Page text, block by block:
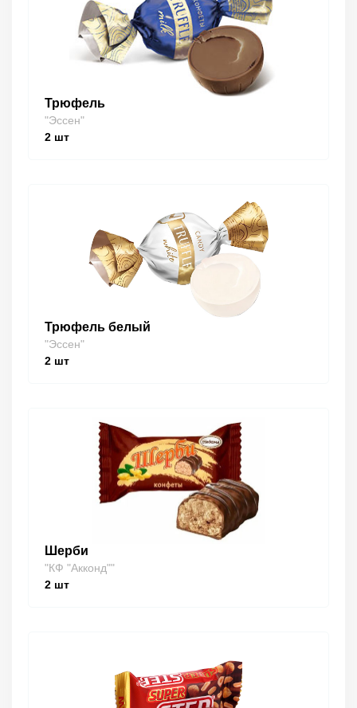
Трюфель
"Эссен"
2 шт
Трюфель белый
"Эссен"
2 шт
Шерби
"КФ "Акконд""
2 шт